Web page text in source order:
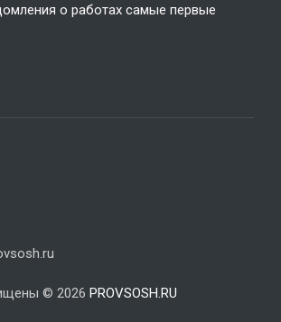
о работах самые первые
© 2026 PROVSOSH.RU